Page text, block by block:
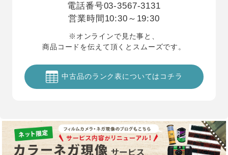
電話番号03-3567-3131
営業時間 10:30～19:30
※オンラインで見た事と、
商品コードを伝えて頂くとスムーズです。
中古品のランク表についてはコチラ